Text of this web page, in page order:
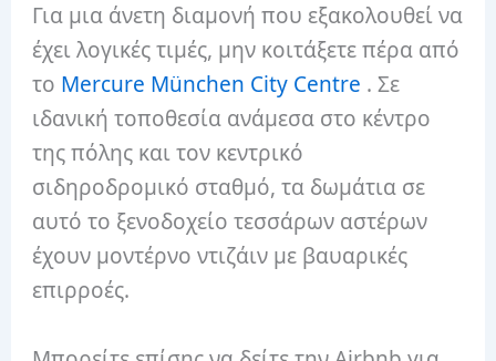
Για μια άνετη διαμονή που εξακολουθεί να
έχει λογικές τιμές, μην κοιτάξετε πέρα ​​από
το Mercure München City Centre . Σε
ιδανική τοποθεσία ανάμεσα στο κέντρο
της πόλης και τον κεντρικό
σιδηροδρομικό σταθμό, τα δωμάτια σε
αυτό το ξενοδοχείο τεσσάρων αστέρων
έχουν μοντέρνο ντιζάιν με βαυαρικές
επιρροές.